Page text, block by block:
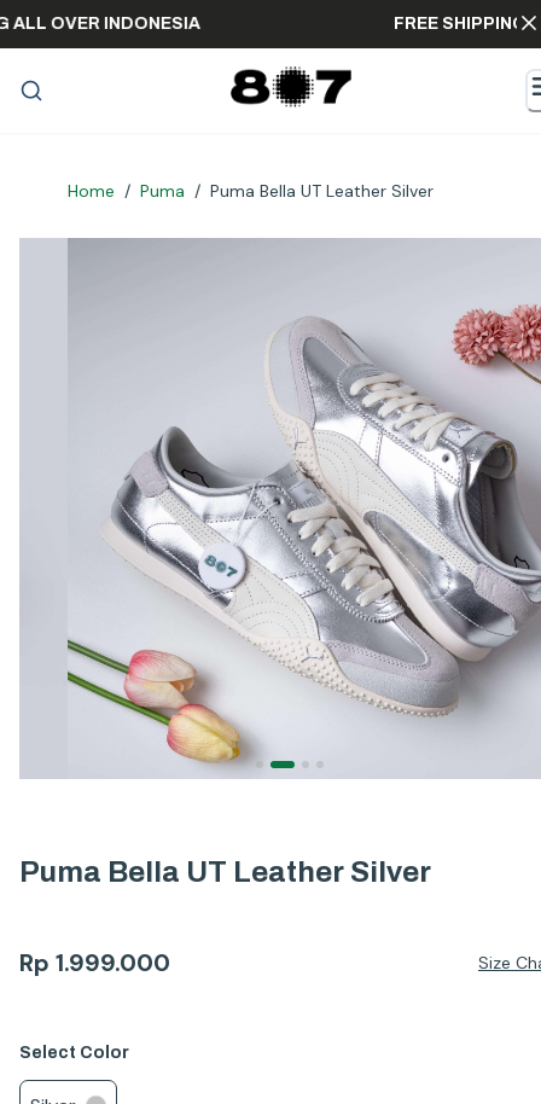
ALL OVER INDONESIA FREE
Home / Puma / Puma Bella UT Leather Silver
Puma Bella UT Leather Silver
Rp 1.999.000 Size
Select Color